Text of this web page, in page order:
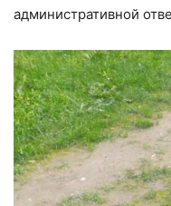
административной